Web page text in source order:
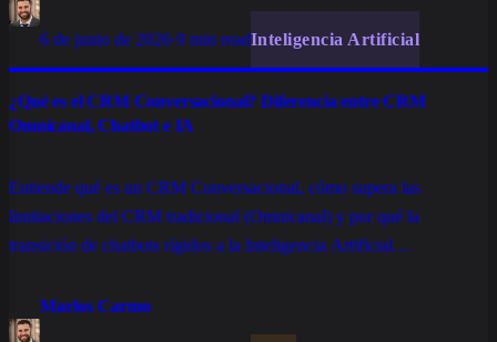
6 de junio de 2026·9 min readInteligencia Artificial
¿Qué es el CRM Conversacional? Diferencia entre CRM
Omnicanal, Chatbot e IA
Entiende qué es un CRM Conversacional, cómo supera las
limitaciones del CRM tradicional (Omnicanal) y por qué la
transición de chatbots rígidos a la Inteligencia Artificial
Marlos Carmo